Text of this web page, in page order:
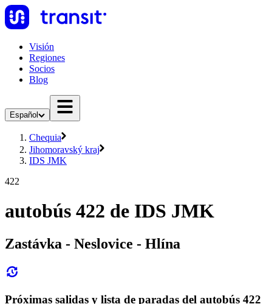
Visión
Regiones
Socios
Blog
Español
Chequia
Jihomoravský kraj
IDS JMK
422
autobús 422 de IDS JMK
Zastávka - Neslovice - Hlína
Próximas salidas y lista de paradas del autobús 422